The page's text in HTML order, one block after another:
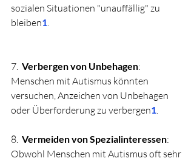
sozialen Situationen "unauffällig" zu
bleiben1
7. Verbergen von Unbehagen:
Menschen mit Autismus könnten
versuchen, Anzeichen von Unbehagen
oder Überforderung zu verbergen1
8. Vermeiden von Spezialinteressen:
Obwohl Menschen mit Autismus oft sehr